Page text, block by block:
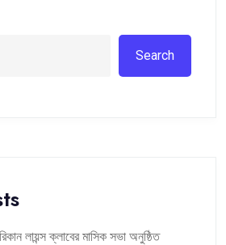
Search
লায়ন্স ক্লাবের মাসিক সভা অনুষ্ঠিত